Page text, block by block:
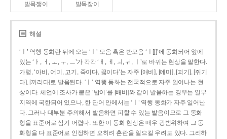
발목쟁이 발목장이
해설
‘ㅣ’ 역행 동화란 뒤에 오는 ‘ㅣ’ 모음 혹은 반모음 ‘ㅣ[j]’에 동화되어 앞에
있는 ‘ㅏ, ㅓ, ㅗ, ㅜ, ㅡ’가 각각 ‘ㅐ, ㅔ, ㅚ, ㅟ, ㅣ’로 바뀌는 현상을 말한다.
가령, ‘아비, 어미, 고기, 죽이다, 끓이다’는 자주 [애비], [에미], [괴기], [쥐기
다], [끼리다]로 발음된다. ‘ㅣ’ 역행 동화는 전국적으로 자주 일어나는 현
상이다. 체언에 조사가 붙은 ‘밥이’를 [배비]와 같이 발음하는 경우는 일부
지역에 국한되어 있으나, 한 단어 안에서는 ‘ㅣ’ 역행 동화가 자주 일어난
다. 그러나 대부분 주의해서 발음하면 피할 수 있는 발음이므로 그 동화
형을 표준어로 삼기 어렵다. 또한 이 동화 현상은 매우 광범위하여 그 동
화형을 다 표준어로 인정하면 오히려 혼란을 일으킬 우려도 있다. 그리하